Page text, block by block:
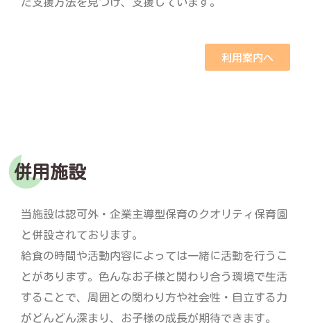
利用案内へ
併用施設
当施設は認可外・企業主導型保育のクオリティ保育園
と併設されております。
給食の時間や活動内容によっては一緒に活動を行うこ
とがあります。色んなお子様と関わり合う環境で生活
することで、周囲との関わり方や社会性・自立する力
がどんどん深まり、お子様の成長が期待できます。